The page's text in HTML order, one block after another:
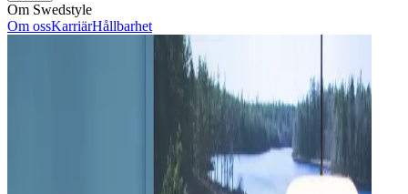
Om Swedstyle
Om ossKarriärHållbarhet